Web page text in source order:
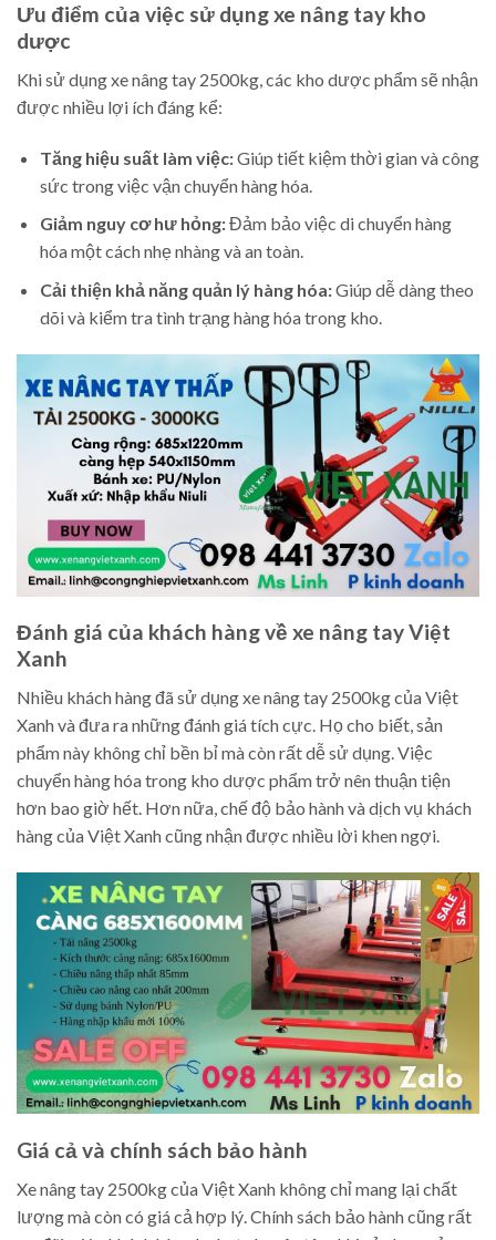
Ưu điểm của việc sử dụng xe nâng tay kho
dược
Khi sử dụng xe nâng tay 2500kg, các kho dược phẩm sẽ nhận
được nhiều lợi ích đáng kể:
Tăng hiệu suất làm việc:Giúp tiết kiệm thời gian và công
sức trong việc vận chuyển hàng hóa.
Giảm nguy cơ hư hỏng:Đảm bảo việc di chuyển hàng
hóa một cách nhẹ nhàng và an toàn.
Cải thiện khả năng quản lý hàng hóa:Giúp dễ dàng theo
dõi và kiểm tra tình trạng hàng hóa trong kho.
Đánh giá của khách hàng về xe nâng tay Việt
Xanh
Nhiều khách hàng đã sử dụng xe nâng tay 2500kg của Việt
Xanh và đưa ra những đánh giá tích cực. Họ cho biết, sản
phẩm này không chỉ bền bỉ mà còn rất dễ sử dụng. Việc
chuyển hàng hóa trong kho dược phẩm trở nên thuận tiện
hơn bao giờ hết. Hơn nữa, chế độ bảo hành và dịch vụ khách
hàng của Việt Xanh cũng nhận được nhiều lời khen ngợi.
Giá cả và chính sách bảo hành
Xe nâng tay 2500kg của Việt Xanh không chỉ mang lại chất
lượng mà còn có giá cả hợp lý. Chính sách bảo hành cũng rất